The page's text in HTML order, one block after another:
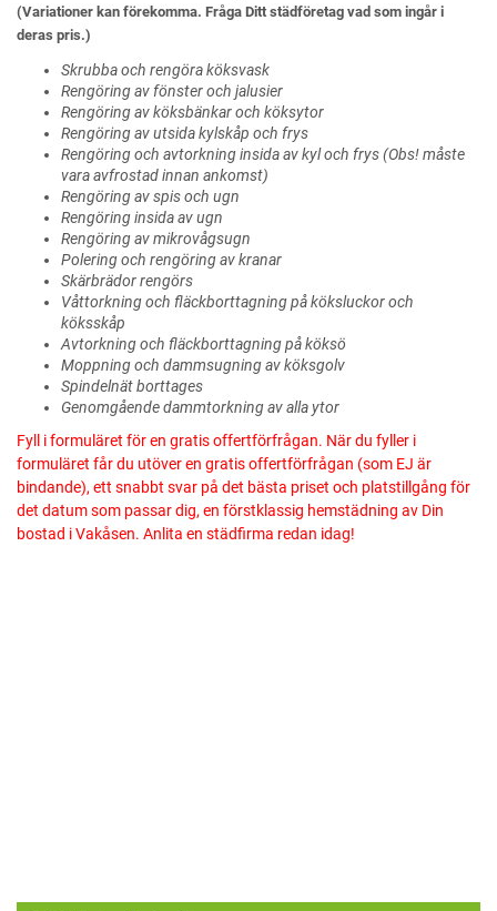
(Variationer kan förekomma. Fråga Ditt städföretag vad som ingår i
deras pris.)
Skrubba och rengöra köksvask
Rengöring av fönster och jalusier
Rengöring av köksbänkar och köksytor
Rengöring av utsida kylskåp och frys
Rengöring och avtorkning insida av kyl och frys (Obs! måste
vara avfrostad innan ankomst)
Rengöring av spis och ugn
Rengöring insida av ugn
Rengöring av mikrovågsugn
Polering och rengöring av kranar
Skärbrädor rengörs
Våttorkning och fläckborttagning på köksluckor och
köksskåp
Avtorkning och fläckborttagning på köksö
Moppning och dammsugning av köksgolv
Spindelnät borttages
Genomgående dammtorkning av alla ytor
Fyll i formuläret för en gratis offertförfrågan. När du fyller i
formuläret får du utöver en gratis offertförfrågan (som EJ är
bindande), ett snabbt svar på det bästa priset och platstillgång för
det datum som passar dig, en förstklassig hemstädning av Din
bostad i Vakåsen. Anlita en städfirma redan idag!